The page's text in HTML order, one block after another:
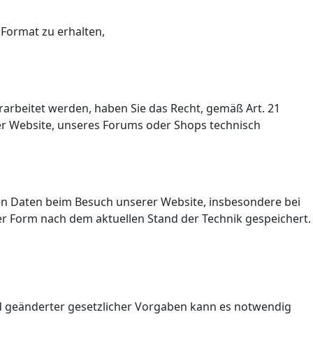
zu erhalten,
werden, haben Sie das Recht, gemäß Art. 21
unseres Forums oder Shops technisch
beim Besuch unserer Website, insbesondere bei
nach dem aktuellen Stand der Technik gespeichert.
gesetzlicher Vorgaben kann es notwendig